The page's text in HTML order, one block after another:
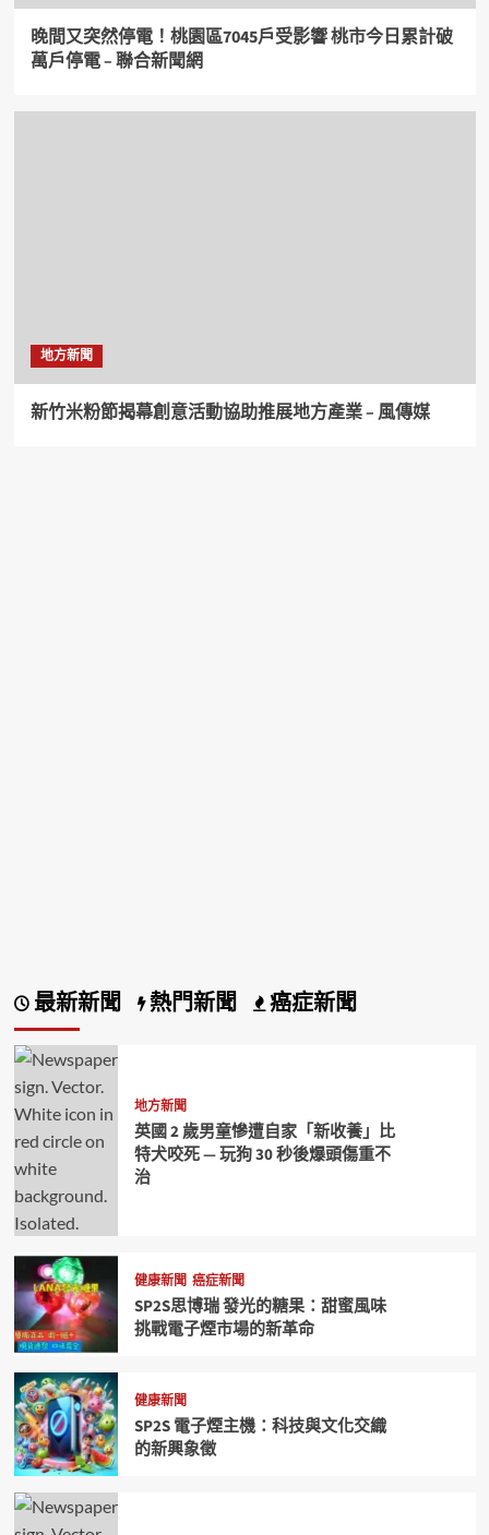
晚間又突然停電！桃園區7045戶受影響 桃市今日累計破
萬戶停電 – 聯合新聞網
地方新聞
新竹米粉節揭幕創意活動協助推展地方產業 – 風傳媒
最新新聞 熱門新聞 癌症新聞
地方新聞
英國 2 歲男童慘遭自家「新收養」比
特犬咬死 — 玩狗 30 秒後爆頭傷重不
治
健康新聞 癌症新聞
SP2S思博瑞 發光的糖果：甜蜜風味
挑戰電子煙市場的新革命
健康新聞
SP2S 電子煙主機：科技與文化交織
的新興象徵